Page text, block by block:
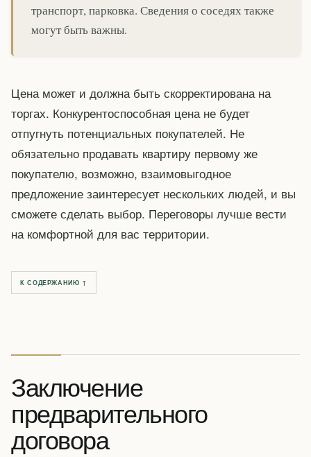
транспорт, парковка. Сведения о соседях также
могут быть важны.
Цена может и должна быть скорректирована на
торгах. Конкурентоспособная цена не будет
отпугнуть потенциальных покупателей. Не
обязательно продавать квартиру первому же
покупателю, возможно, взаимовыгодное
предложение заинтересует нескольких людей, и вы
сможете сделать выбор. Переговоры лучше вести
на комфортной для вас территории.
К СОДЕРЖАНИЮ ↑
Заключение
предварительного
договора